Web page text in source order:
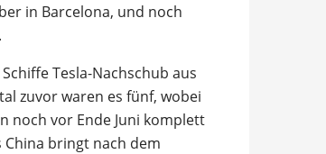
in Barcelona, und noch
Tesla-Nachschub aus
zuvor waren es fünf, wobei
noch vor Ende Juni komplett
China bringt nach dem